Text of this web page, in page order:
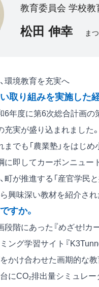
教育委員会 学校教
松田 伸幸 ま
環境教育を充実へ
取り組みを実施した
6年度に第6次総合計画の
充実が盛り込まれました
までも「農業塾」をはじ
に即してカーボンニュー
町が推進する「産官学民
興味深い教材を紹介され
すか。
段階にあった『めざせ!カ
ング学習サイト『
かけ合わせた画期的な教
にCO₂排出量シミュレー